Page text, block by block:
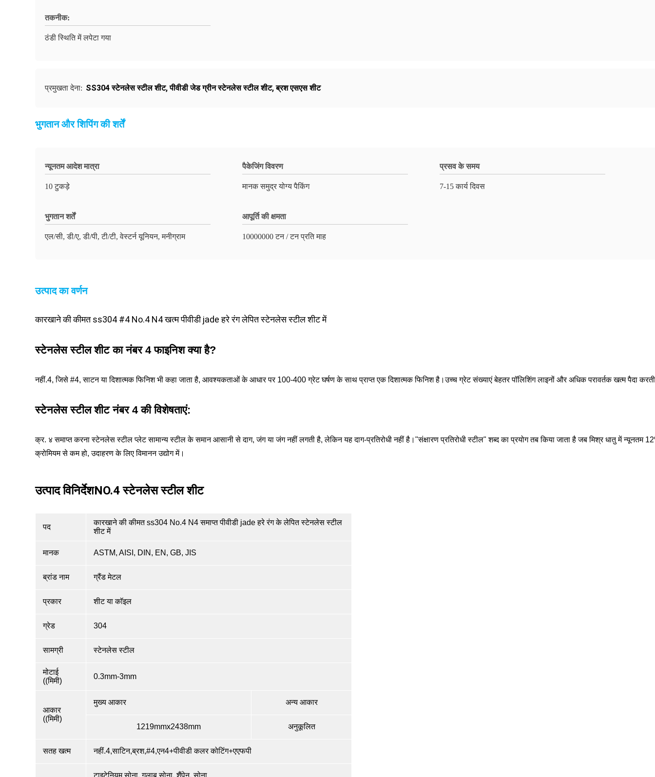
तकनीक:
ठंडी स्थिति में लपेटा गया
प्रमुखता देना: SS304 स्टेनलेस स्टील शीट,पीवीडी जेड ग्रीन स्टेनलेस स्टील शीट,ब्रश एसएस शीट
भुगतान और शिपिंग की शर्तें
न्यूनतम आदेश मात्रा
10 टुकड़े
पैकेजिंग विवरण
मानक समुद्र योग्य पैकिंग
प्रसव के समय
7-15 कार्य दिवस
भुगतान शर्तें
एल/सी, डी/ए, डी/पी, टी/टी, वेस्टर्न यूनियन, मनीग्राम
आपूर्ति की क्षमता
10000000 टन / टन प्रति माह
उत्पाद का वर्णन
कारखाने की कीमत ss304 #4 No.4 N4 खत्म पीवीडी jade हरे रंग लेपित स्टेनलेस स्टील शीट में
स्टेनलेस स्टील शीट का नंबर 4 फाइनिश क्या है?
नहीं.4, जिसे #4, साटन या दिशात्मक फिनिश भी कहा जाता है, आवश्यकताओं के आधार पर 100-400 ग्रेट घर्षण के साथ प्राप्त एक दिशात्मक फिनिश है।उच्च ग्रेट संख्याएं बेहतर पॉलिशिंग लाइनों और अधिक परावर्तक खत्म पैदा
स्टेनलेस स्टील शीट नंबर 4 की विशेषताएं:
क्र. ४ समाप्त करना स्टेनलेस स्टील प्लेट सामान्य स्टील के समान आसानी से दाग, जंग या जंग नहीं लगती है, लेकिन यह दाग-प्रतिरोधी नहीं है।"संक्षारण प्रतिरोधी स्टील" शब्द का प्रयोग तब किया जाता है जब मिश्र धातु में न्यूनतम
क्रोमियम से कम हो, उदाहरण के लिए विमानन उद्योग में।
उत्पाद विनिर्देशNO.4 स्टेनलेस स्टील शीट
पद
कारखाने की कीमत ss304 No.4 N4 समाप्त पीवीडी jade हरे रंग के लेपित स्टेनलेस स्टील
शीट में
मानक ASTM, AISI, DIN, EN, GB, JIS
ब्रांड नाम ग्रैंड मेटल
प्रकार शीट या कॉइल
ग्रेड 304
सामग्री स्टेनलेस स्टील
मोटाई
((मिमी)
0.3mm-3mm
आकार
((मिमी)
मुख्य आकार अन्य आकार
1219mmx2438mm अनुकूलित
सतह खत्म नहीं.4,साटिन,ब्रश,#4,एन4+पीवीडी कलर कोटिंग+एएफपी
टाइटेनियम सोना, गुलाब सोना, शैंपेन, सोना